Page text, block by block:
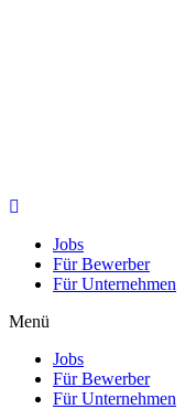
Jobs
Für Bewerber
Für Unternehmen
Menü
Jobs
Für Bewerber
Für Unternehmen